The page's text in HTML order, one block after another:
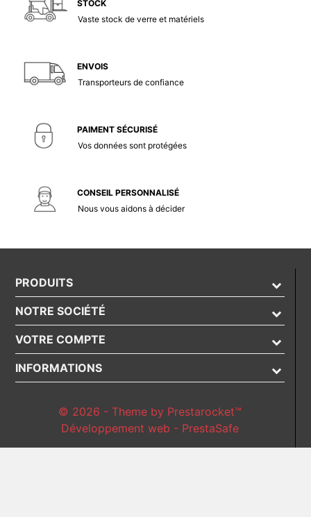
STOCK
Vaste stock de verre et matériels
ENVOIS
Transporteurs de confiance
PAIMENT SÉCURISÉ
Vos données sont protégées
CONSEIL PERSONNALISÉ
Nous vous aidons à décider
PRODUITS
NOTRE SOCIÉTÉ
VOTRE COMPTE
INFORMATIONS
© 2026 - Theme by Prestarocket™
Développement web - PrestaSafe